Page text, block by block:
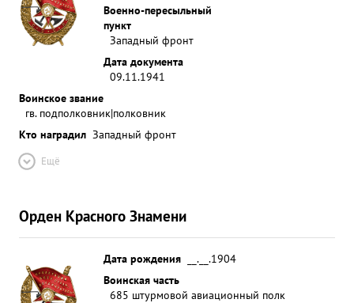
Военно-пересыльный
пункт
Западный фронт
Дата документа
09.11.1941
Воинское звание
гв. подполковник|полковник
Кто наградил Западный фронт
Ещё
Орден Красного Знамени
Дата рождения
__.__.1904
Воинская часть
685 штурмовой авиационный полк